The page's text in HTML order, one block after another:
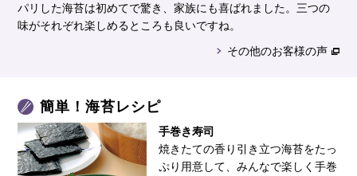
パリした海苔は初めてで驚き、家族にも喜ばれました。三つの
味がそれぞれ楽しめるところも良いですね。
その他のお客様の声
簡単！海苔レシピ
手巻き寿司
焼きたての香り引き立つ海苔をたっ
ぷり用意して、みんなで楽しく手巻